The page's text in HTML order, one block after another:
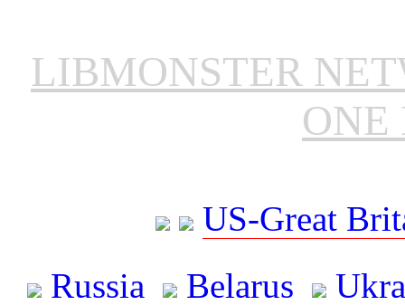
LIBMONSTER
ONE
US-Great
Russia
Belarus